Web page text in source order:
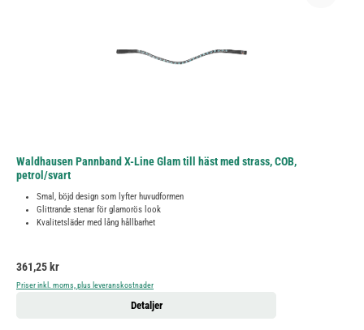
Waldhausen Pannband X-Line Glam till häst med strass, COB,
petrol/svart
Smal, böjd design som lyfter huvudformen
Glittrande stenar för glamorös look
Kvalitetsläder med lång hållbarhet
Ordinarie pris:
361,25 kr
Priser inkl. moms, plus leveranskostnader
Detaljer